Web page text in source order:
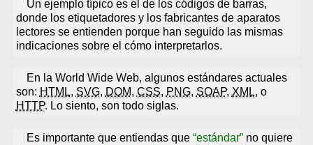
Un ejemplo típico es el de los códigos de barras,
donde los etiquetadores y los fabricantes de aparatos
lectores se entienden porque han seguido las mismas
indicaciones sobre el cómo interpretarlos.
En la World Wide Web, algunos estándares actuales
son: HTML, SVG, DOM, CSS, PNG, SOAP, XML, o
HTTP. Lo siento, son todo siglas.
Es importante que entiendas que estándar no quiere